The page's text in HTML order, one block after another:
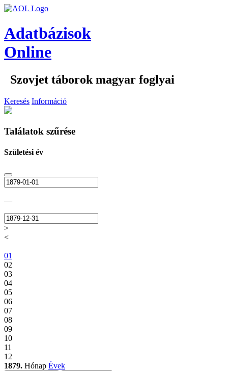
Adatbázisok
Online
Szovjet táborok magyar foglyai
Keresés Információ
Találatok szűrése
Születési év
—
>
<
01
02
03
04
05
06
07
08
09
10
11
12
1879. Hónap Évek